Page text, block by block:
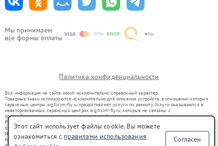
Мы принимаем
все формы оплаты
Политика конфиденциальности
Вся информация на сайте носит исключительно справочный характер.
Товарные знаки используются исключительно для описания устройств, в отношении которых
сервисные центры srg.fixim-fly.ru предоставляют услуги по ремонту. Услуги оказываются в
неавторизованных сервисных центрах srg.fixim-fly.ru, которые не связаны с
правообладателями товарных знаков или их официальными представителями.
Ремонт осуществляется для устройств, уже введенных в гражданский оборот в соответствии
со статьей 1487 ГК РФ.
Использование товарных знаков не преследует цели индивидуализации услуг или введения
потребителей в заблуждение, а служит для информирования о предоставляемых услугах по
Этот сайт использует файлы cookie. Вы можете
ознакомиться с правилами использования
Согласен